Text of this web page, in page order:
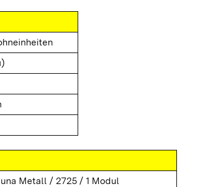
Metall / 2725 / 1 Modul